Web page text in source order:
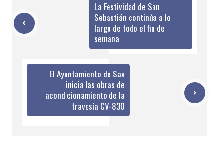
La Festividad de San
Sebastián continúa a lo
largo de todo el fin de
semana
El Ayuntamiento de Sax
inicia las obras de
acondicionamiento de la
travesía CV-830